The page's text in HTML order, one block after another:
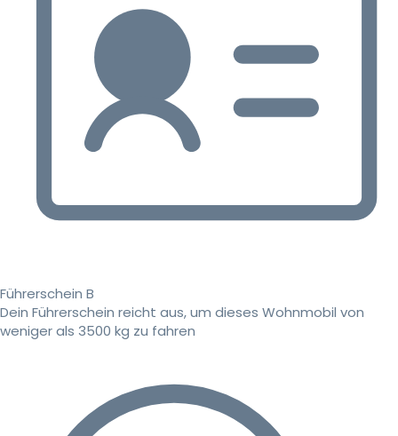
Führerschein B
Dein Führerschein reicht aus, um dieses Wohnmobil von
weniger als 3500 kg zu fahren